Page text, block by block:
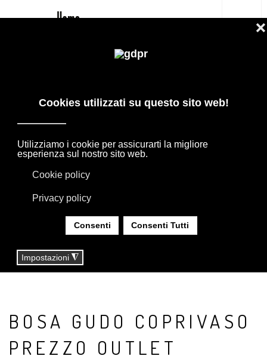
OUTLET
FLEXFORM, MOOOI. BIANCHERIA, TAPPETI E
LIMONTA. ILLUMINAZIONE DAVIDE GROPPI
OLUCE.
SEI QUI: HOME
BOSA GUDO COPRIVASO
PREZZO OUTLET